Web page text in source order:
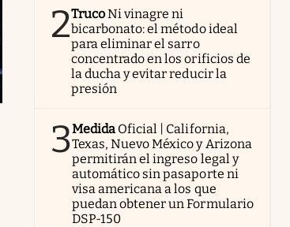
2TrucoNi vinagre ni
bicarbonato: el método ideal
para eliminar el sarro
concentrado en los orificios de
la ducha y evitar reducir la
presión
3Medida Oficial | California,
Texas, Nuevo México y Arizona
permitirán el ingreso legal y
automático sin pasaporte ni
visa americana a los que
puedan obtener un Formulario
DSP-150